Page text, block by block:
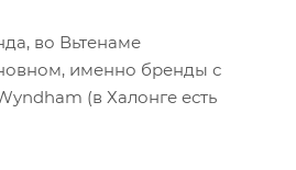
во Вьтенаме
именно бренды с
(в Халонге есть